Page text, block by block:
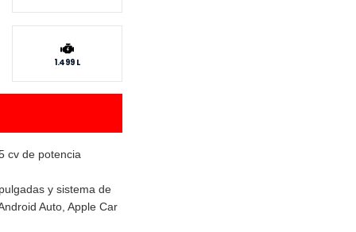
1.499 L
cv de potencia
y sistema de
Auto, Apple Car